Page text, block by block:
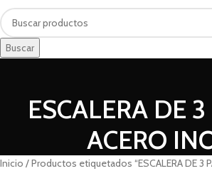
Buscar
ESCALERA DE
ACERO
Inicio Productos etiquetados “ESCALERA DE 3